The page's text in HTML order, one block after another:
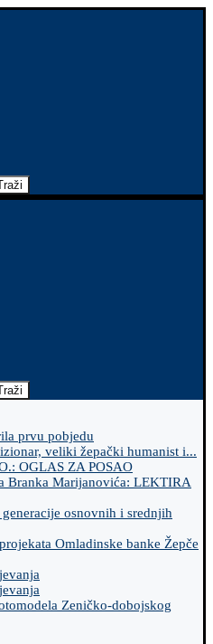
prvu pobjedu
veliki žepački humanist i...
OGLAS ZA POSAO
Branka Marijanovića: LEKTIRA
osnovnih i srednjih
Omladinske banke Žepče
Zeničko-dobojskog